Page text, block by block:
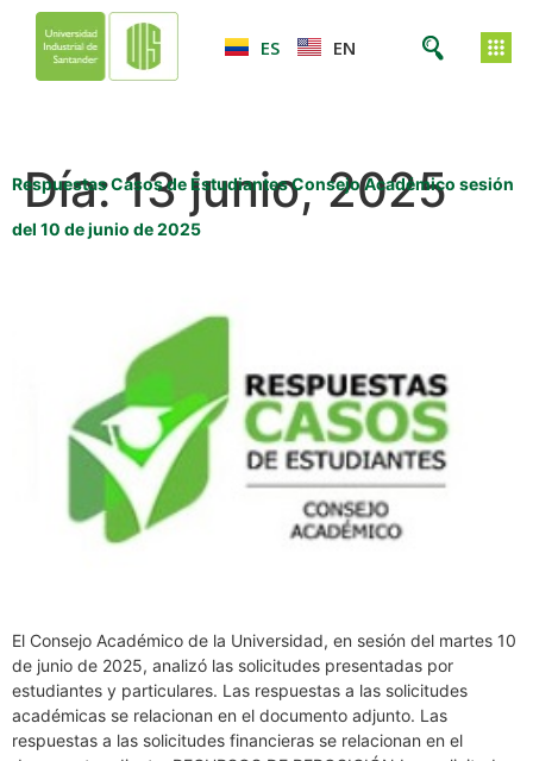
ES EN
Día:13 junio, 2025
Respuestas Casos de Estudiantes Consejo Académico sesión
del 10 de junio de 2025
El Consejo Académico de la Universidad, en sesión del martes 10
de junio de 2025, analizó las solicitudes presentadas por
estudiantes y particulares. Las respuestas a las solicitudes
académicas se relacionan en el documento adjunto. Las
respuestas a las solicitudes financieras se relacionan en el